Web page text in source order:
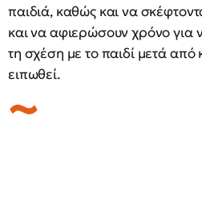
παιδιά, καθώς και να
και να αφιερώσουν χρόνο για
τη σχέση με το παιδί μετά από
ειπωθεί.